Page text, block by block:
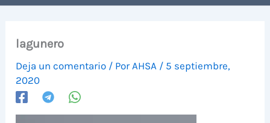
lagunero
Deja un comentario / Por AHSA / 5 septiembre,
2020